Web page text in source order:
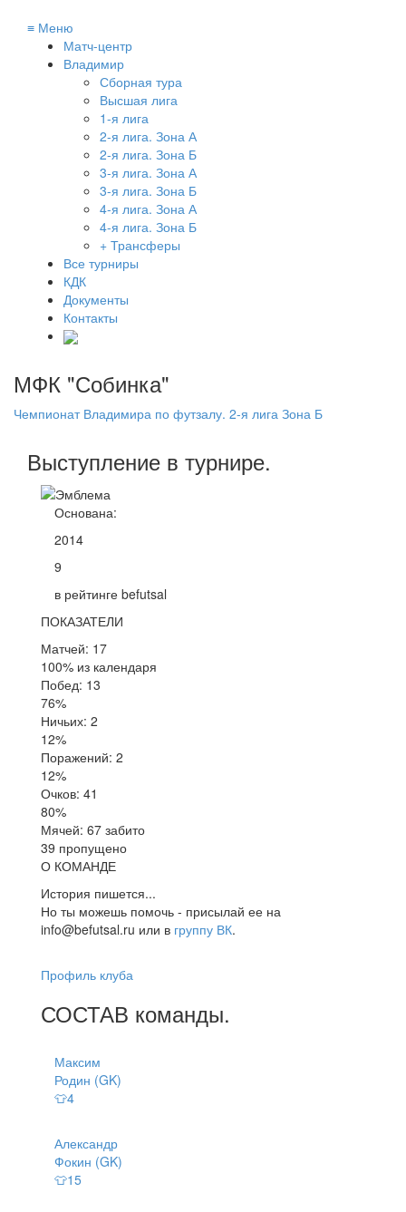
≡ Меню
Матч-центр
Владимир
Сборная тура
Высшая лига
1-я лига
2-я лига. Зона А
2-я лига. Зона Б
3-я лига. Зона А
3-я лига. Зона Б
4-я лига. Зона А
4-я лига. Зона Б
+ Трансферы
Все турниры
КДК
Документы
Контакты
МФК "Собинка"
Чемпионат Владимира по футзалу. 2-я лига Зона Б
Выступление в турнире.
Основана:
2014
9
в рейтинге befutsal
ПОКАЗАТЕЛИ
Матчей: 17
100% из календаря
Побед: 13
76%
Ничьих: 2
12%
Поражений: 2
12%
Очков: 41
80%
Мячей: 67 забито
39 пропущено
О КОМАНДЕ
История пишется...
Но ты можешь помочь - присылай ее на
info@befutsal.ru или в группу ВК.
Профиль клуба
СОСТАВ команды.
Максим
Родин (GK)
👕4
Александр
Фокин (GK)
👕15